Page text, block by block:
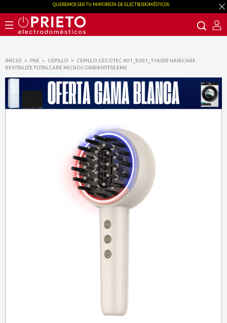
INICIO PAE CEPILLO
CEPILLO CECOTEC A01_EU01_116309 HAIRCARE
REVITALIZE TOTALCARE MICROCORRIENTESS EMS
QUEREMOS SER TU MAYORISTA DE ELECTRODOMÉSTICOS